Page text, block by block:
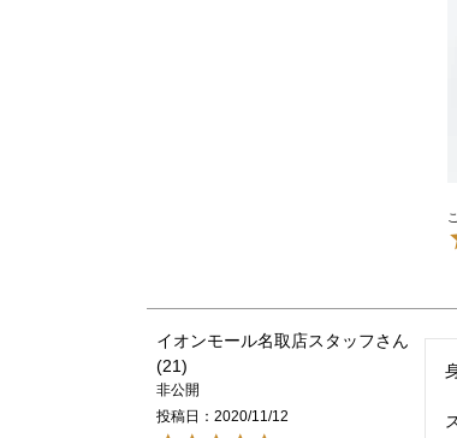
イオンモール名取店スタッフ
21
非公開
投稿日
2020/11/12